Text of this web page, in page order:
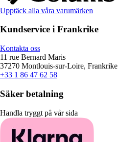
Upptäck alla våra varumärken
Kundservice i Frankrike
Kontakta oss
11 rue Bernard Maris
37270 Montlouis-sur-Loire, Frankrike
+33 1 86 47 62 58
Säker betalning
Handla tryggt på vår sida